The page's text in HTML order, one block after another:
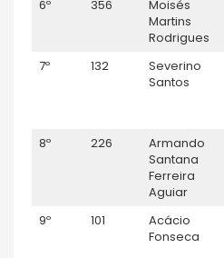
6º 356
Moisés
Martins
Rodrigues
7º 132
Severino
Santos
8º 226
Armando
Santana
Ferreira
Aguiar
9º 101
Acácio
Fonseca